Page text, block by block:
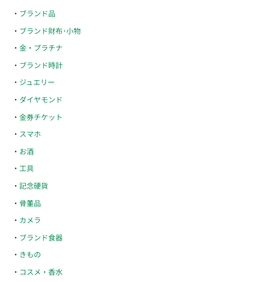
ブランド品
ブランド財布･小物
金・プラチナ
ブランド時計
ジュエリー
ダイヤモンド
金券チケット
スマホ
お酒
工具
記念硬貨
骨董品
カメラ
ブランド食器
きもの
コスメ・香水